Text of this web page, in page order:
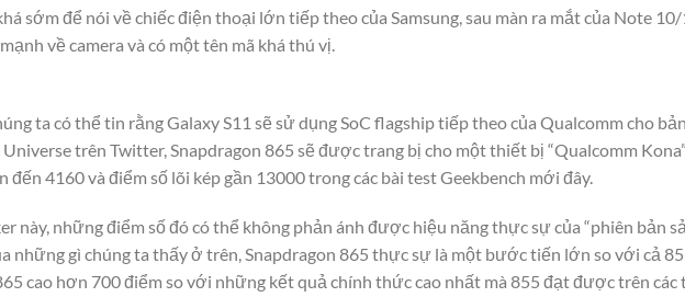
sớm để nói về chiếc điện thoại lớn tiếp theo của Samsung, sau màn ra mắt của Note
về camera và có một tên mã khá thú vị.
ta có thể tin rằng Galaxy S11 sẽ sử dụng SoC flagship tiếp theo của Qualcomm cho
Universe trên Twitter, Snapdragon 865 sẽ được trang bị cho một thiết bị “Qualcomm
đến 4160 và điểm số lõi kép gần 13000 trong các bài test Geekbench mới đây.
này, những điểm số đó có thể không phản ánh được hiệu năng thực sự của “phiên bản
những gì chúng ta thấy ở trên, Snapdragon 865 thực sự là một bước tiến lớn so với cả
cao hơn 700 điểm so với những kết quả chính thức cao nhất mà 855 đạt được trên